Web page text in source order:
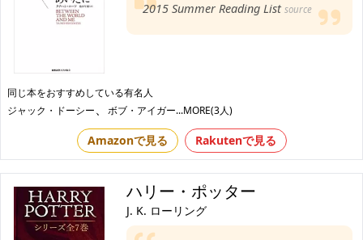
2015 Summer Reading Listsource
同じ本をおすすめしている有名人
ジャック・ドーシー、 ボブ・アイガー...MORE(3人)
Amazonで見る Rakutenで見る
ハリー・ポッター
J. K. ローリング